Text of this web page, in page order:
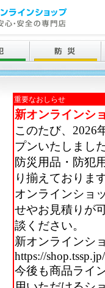
重要なおしらせ
新オンラインシ
このたび、2026
プンいたしまし
防災用品・防犯
り揃えておりま
オンラインショ
せやお見積りが
談ください。
新オンラインシ
https://shop.tssp.jp/
今後も商品ライ